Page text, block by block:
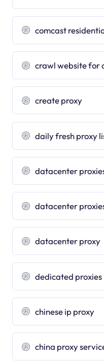
comcast
crawl website for
create proxy
daily fresh proxy
datacenter
datacenter
datacenter proxy
dedicated proxies
chinese ip proxy
china proxy